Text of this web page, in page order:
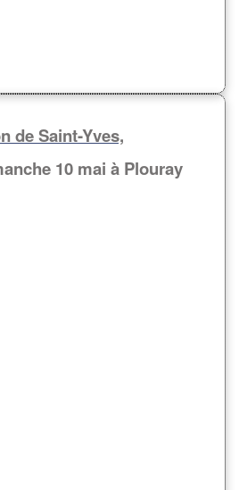
de Saint-Yves,
10 mai à Plouray